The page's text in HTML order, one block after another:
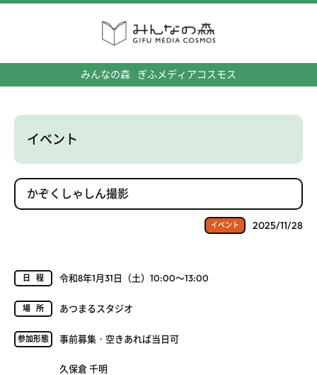
みんなの森 ぎふメディアコスモス
イベント
かぞくしゃしん撮影
イベント 2025/11/28
日程 令和8年1月31日（土）10:00～13:00
場所 あつまるスタジオ
参加形態 事前募集・空きあれば当日可
久保倉 千明